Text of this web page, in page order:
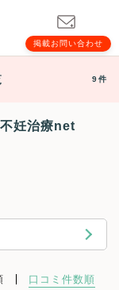
掲載お問い合わせ
9件
妊治療net
口コミ件数順